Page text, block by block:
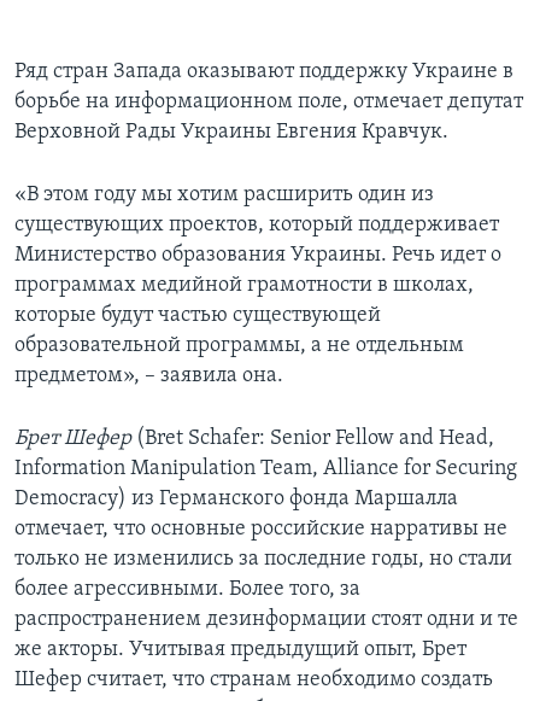
Ряд стран Запада оказывают поддержку Украине в
борьбе на информационном поле, отмечает депутат
Верховной Рады Украины Евгения Кравчук.
«В этом году мы хотим расширить один из
существующих проектов, который поддерживает
Министерство образования Украины. Речь идет о
программах медийной грамотности в школах,
которые будут частью существующей
образовательной программы, а не отдельным
предметом», – заявила она.
Брет Шефер (Bret Schafer: Senior Fellow and Head,
Information Manipulation Team, Alliance for Securing
Democracy) из Германского фонда Маршалла
отмечает, что основные российские нарративы не
только не изменились за последние годы, но стали
более агрессивными. Более того, за
распространением дезинформации стоят одни и те
же акторы. Учитывая предыдущий опыт, Брет
Шефер считает, что странам необходимо создать